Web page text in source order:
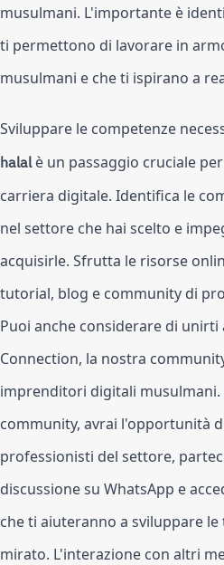
musulmani. L'importante è
ti permettono di lavorare in
musulmani e che ti ispirano a
Sviluppare le competenze
halal è un passaggio cruciale
carriera digitale. Identifica le
nel settore che hai scelto e
acquisirle. Sfrutta le risorse
tutorial, blog e community di
Puoi anche considerare di unirti
Connection, la nostra
imprenditori digitali
community, avrai l'opportunità
professionisti del settore,
discussione su WhatsApp e
che ti aiuteranno a sviluppare
mirato. L'interazione con altri